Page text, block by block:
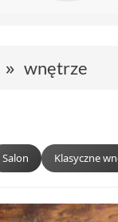
wnętrze
Salon Klasyczne